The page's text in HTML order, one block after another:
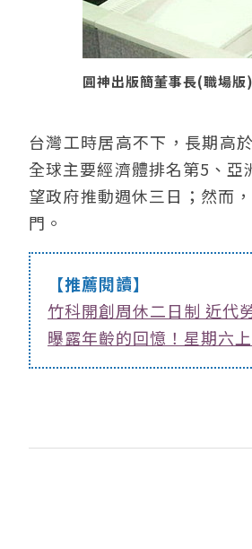
圓神出版簡董事長(職場
台灣工時居高不下，長期高
全球主要經濟體排名第5、
望政府推動週休三日；然而
門。
【推薦閱讀】
竹科開創周休二日制 近代
曝露年齡的回憶！星期六